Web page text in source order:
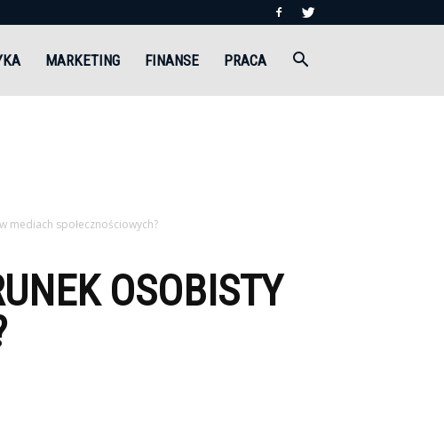
MARKETING FINANSE PRACA
mediach społecznościowych?
OSOBISTY